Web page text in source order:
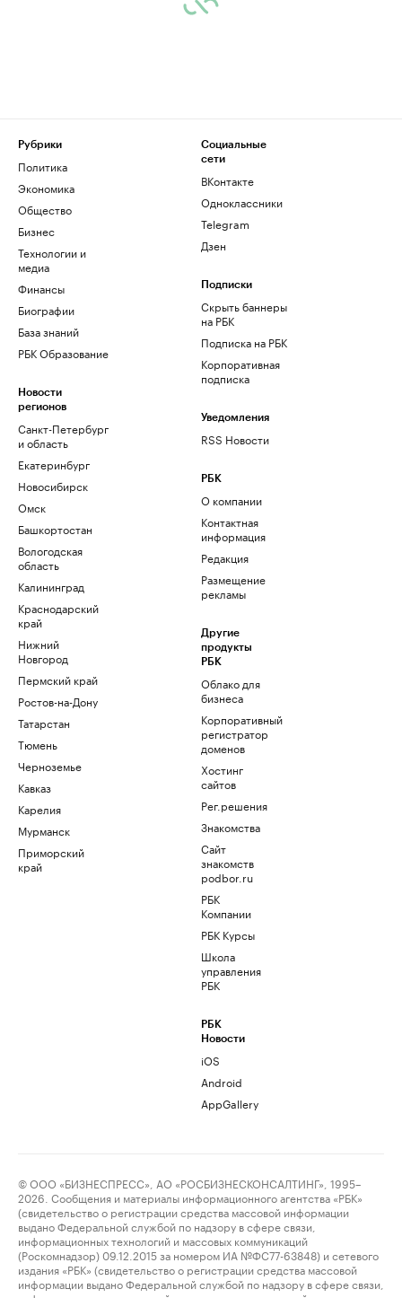
Рубрики
Политика
Экономика
Общество
Бизнес
Технологии и
медиа
Финансы
Биографии
База знаний
РБК Образование
Новости
регионов
Санкт-Петербург
и область
Екатеринбург
Новосибирск
Омск
Башкортостан
Вологодская
область
Калининград
Краснодарский
край
Нижний
Новгород
Пермский край
Ростов-на-Дону
Татарстан
Тюмень
Черноземье
Кавказ
Карелия
Мурманск
Приморский
край
Социальные
сети
ВКонтакте
Одноклассники
Telegram
Дзен
Подписки
Скрыть баннеры
на РБК
Подписка на РБК
Корпоративная
подписка
Уведомления
RSS Новости
РБК
О компании
Контактная
информация
Редакция
Размещение
рекламы
Другие
продукты
РБК
Облако для
бизнеса
Корпоративный
регистратор
доменов
Хостинг
сайтов
Рег.решения
Знакомства
Сайт
знакомств
podbor.ru
РБК
Компании
РБК Курсы
Школа
управления
РБК
РБК
Новости
iOS
Android
AppGallery
© ООО «БИЗНЕСПРЕСС», АО «РОСБИЗНЕСКОНСАЛТИНГ», 1995–
2026. Сообщения и материалы информационного агентства «РБК»
(свидетельство о регистрации средства массовой информации
выдано Федеральной службой по надзору в сфере связи,
информационных технологий и массовых коммуникаций
(Роскомнадзор) 09.12.2015 за номером ИА №ФС77-63848) и сетевого
издания «РБК» (свидетельство о регистрации средства массовой
информации выдано Федеральной службой по надзору в сфере связи,